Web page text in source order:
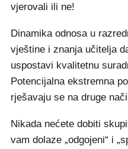
vjerovali ili ne!
Dinamika odnosa u
vještine i znanja učitelja
uspostavi kvalitetnu
Potencijalna ekstremna
rješavaju se na druge
Nikada nećete dobiti
vam dolaze „odgojeni“ i